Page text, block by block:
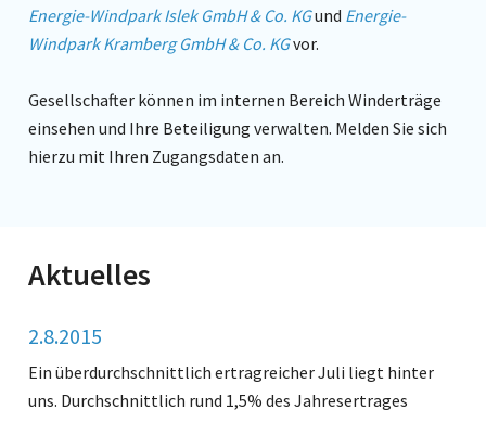
Energie-Windpark Islek GmbH & Co. KGund Energie-
Windpark Kramberg GmbH & Co. KGvor.
Gesellschafter können im internen Bereich Winderträge
einsehen und Ihre Beteiligung verwalten. Melden Sie sich
hierzu mit Ihren Zugangsdaten an.
Aktuelles
2.8.2015
Ein überdurchschnittlich ertragreicher Juli liegt hinter
uns. Durchschnittlich rund 1,5% des Jahresertrages